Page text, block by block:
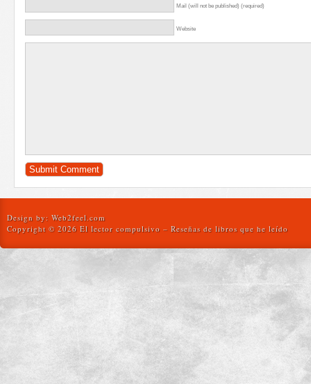
Mail (will not be published) (required)
Website
Design by: Web2feel.com
Copyright © 2026 El lector compulsivo – Reseñas de libros que he leído